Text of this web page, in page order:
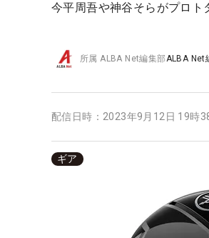
今平周吾や神谷そらがプロト
所属ALBA Net編集部ALBA Net
配信日時： 2023年9月12日 19時
ギア